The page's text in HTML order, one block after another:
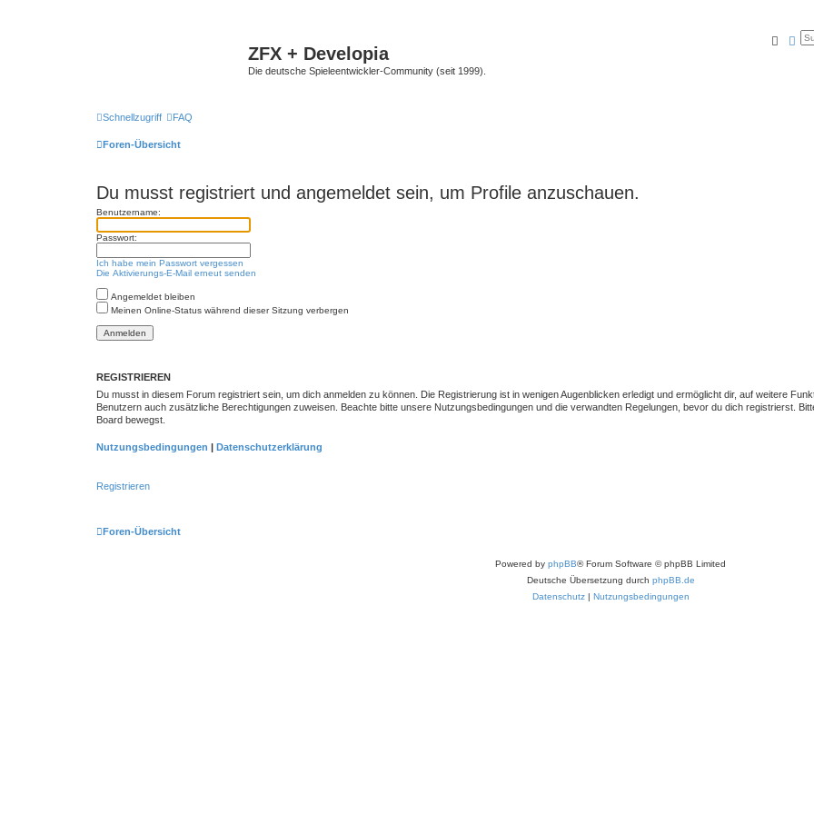
ZFX + Developia
Die deutsche Spieleentwickler-Community (seit 1999).
Suche
Schnellzugriff FAQ
Foren-Übersicht
Du musst registriert und angemeldet sein, um Profile anzuschauen.
Benutzername:
Passwort:
Ich habe mein Passwort vergessen
Die Aktivierungs-E-Mail erneut senden
Angemeldet bleiben
Meinen Online-Status während dieser Sitzung verbergen
REGISTRIEREN
Du musst in diesem Forum registriert sein, um dich anmelden zu können. Die Registrierung ist in wenigen Augenblicken erledigt und ermöglicht dir, auf weitere
Benutzern auch zusätzliche Berechtigungen zuweisen. Beachte bitte unsere Nutzungsbedingungen und die verwandten Regelungen, bevor du dich registrierst.
Board bewegst.
Nutzungsbedingungen | Datenschutzerklärung
Registrieren
Foren-Übersicht
Powered by phpBB® Forum Software © phpBB Limited
Deutsche Übersetzung durch phpBB.de
Datenschutz| Nutzungsbedingungen